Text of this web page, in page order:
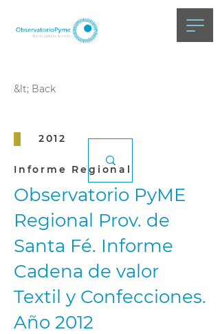
&lt; Back
2012
Informe Regional
Observatorio PyME
Regional Prov. de
Santa Fé. Informe
Cadena de valor
Textil y Confecciones.
Año 2012